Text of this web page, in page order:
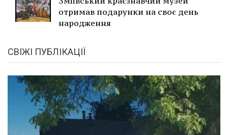
отримав подарунки на своє день
народження
СВІЖІ ПУБЛІКАЦІЇ